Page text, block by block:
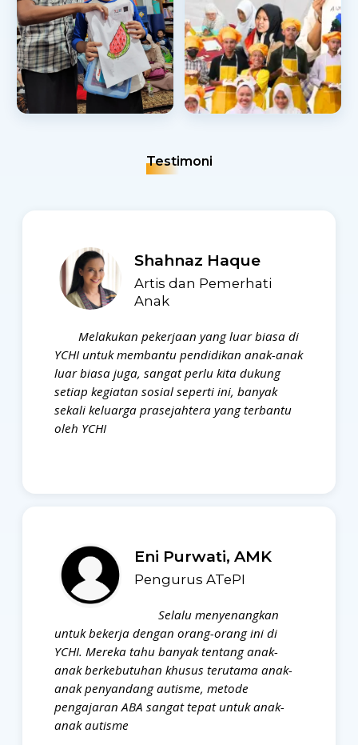
Testimoni
Shahnaz Haque
Artis dan Pemerhati
Anak
Melakukan pekerjaan yang luar biasa di
YCHI untuk membantu pendidikan anak-anak
luar biasa juga, sangat perlu kita dukung
setiap kegiatan sosial seperti ini, banyak
sekali keluarga prasejahtera yang terbantu
oleh YCHI
Eni Purwati, AMK
Pengurus ATePI
Selalu menyenangkan
untuk bekerja dengan orang-orang ini di
YCHI. Mereka tahu banyak tentang anak-
anak berkebutuhan khusus terutama anak-
anak penyandang autisme, metode
pengajaran ABA sangat tepat untuk anak-
anak autisme